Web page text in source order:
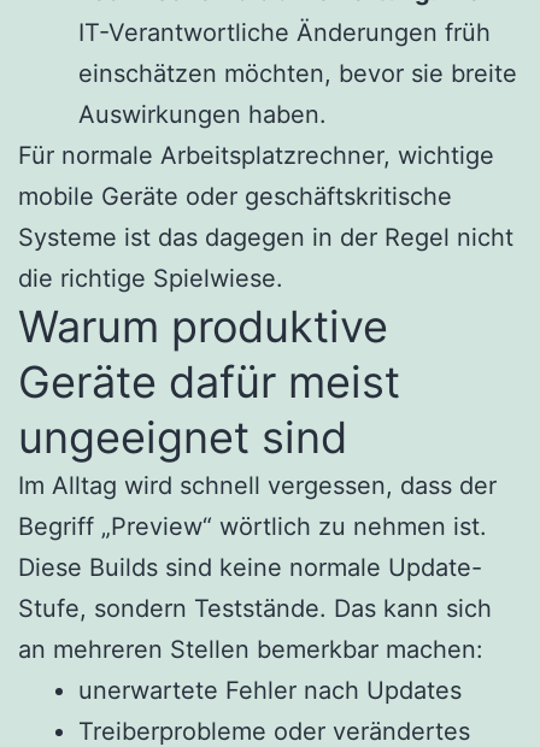
IT-Verantwortliche Änderungen früh
einschätzen möchten, bevor sie breite
Auswirkungen haben.
Für normale Arbeitsplatzrechner, wichtige
mobile Geräte oder geschäftskritische
Systeme ist das dagegen in der Regel nicht
die richtige Spielwiese.
Warum produktive
Geräte dafür meist
ungeeignet sind
Im Alltag wird schnell vergessen, dass der
Begriff „Preview“ wörtlich zu nehmen ist.
Diese Builds sind keine normale Update-
Stufe, sondern Teststände. Das kann sich
an mehreren Stellen bemerkbar machen:
unerwartete Fehler nach Updates
Treiberprobleme oder verändertes